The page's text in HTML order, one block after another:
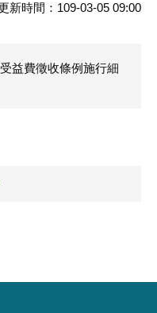
新時間：109-03-05 09:00
益費徵收條例施行細